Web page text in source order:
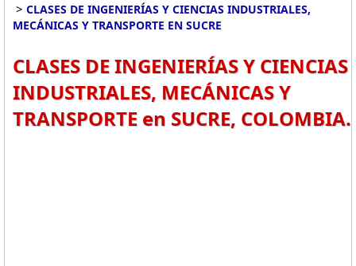
> CLASES DE INGENIERÍAS Y CIENCIAS INDUSTRIALES,
MECÁNICAS Y TRANSPORTE EN SUCRE
CLASES DE INGENIERÍAS Y CIENCIAS
INDUSTRIALES, MECÁNICAS Y
TRANSPORTE en SUCRE, COLOMBIA.